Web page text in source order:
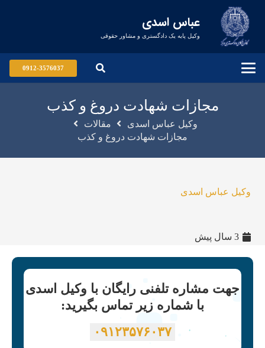
عباس اسدی
وکیل پایه یک دادگستری و مشاور حقوقی
0912-3576037
مجازات شهادت دروغ و کذب
وکیل عباس اسدی
مقالات
مجازات شهادت دروغ و کذب
وکیل عباس اسدی
3 سال پیش
جهت مشاره تلفنی رایگان با وکیل اسدی
با شماره زیر تماس بگیرید:
۰۹۱۲۳۵۷۶۰۳۷